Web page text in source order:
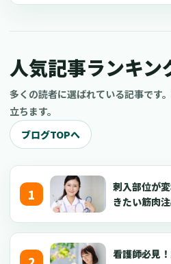
事ご担当者の皆様に向けて、社会保
要件」、雇用保険が「週20時間・31
容も反映しています。日々の業務で
をすぐにご確認いただけるよう、具
や、現場でつまずきやすいポイント
整え方まで、順を追って解説してい
いです。
リをまとめました。
人気記事ランキン
多くの読者に選ばれている記事です
立ちます。
ブログTOPへ
刺入部位が
きたい筋肉
看護師必見